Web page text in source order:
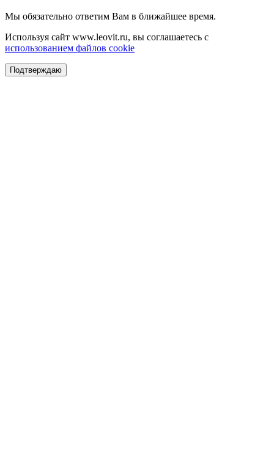
Мы обязательно ответим Вам в ближайшее время.
Используя сайт www.leovit.ru, вы соглашаетесь с
использованием файлов cookie
Подтверждаю